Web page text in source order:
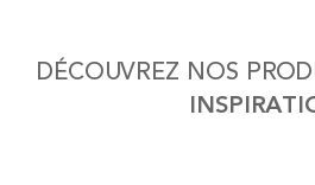
dans le sens des aiguilles d’une
Pour produire l’effet cascade
DÉCOUVREZ NOS